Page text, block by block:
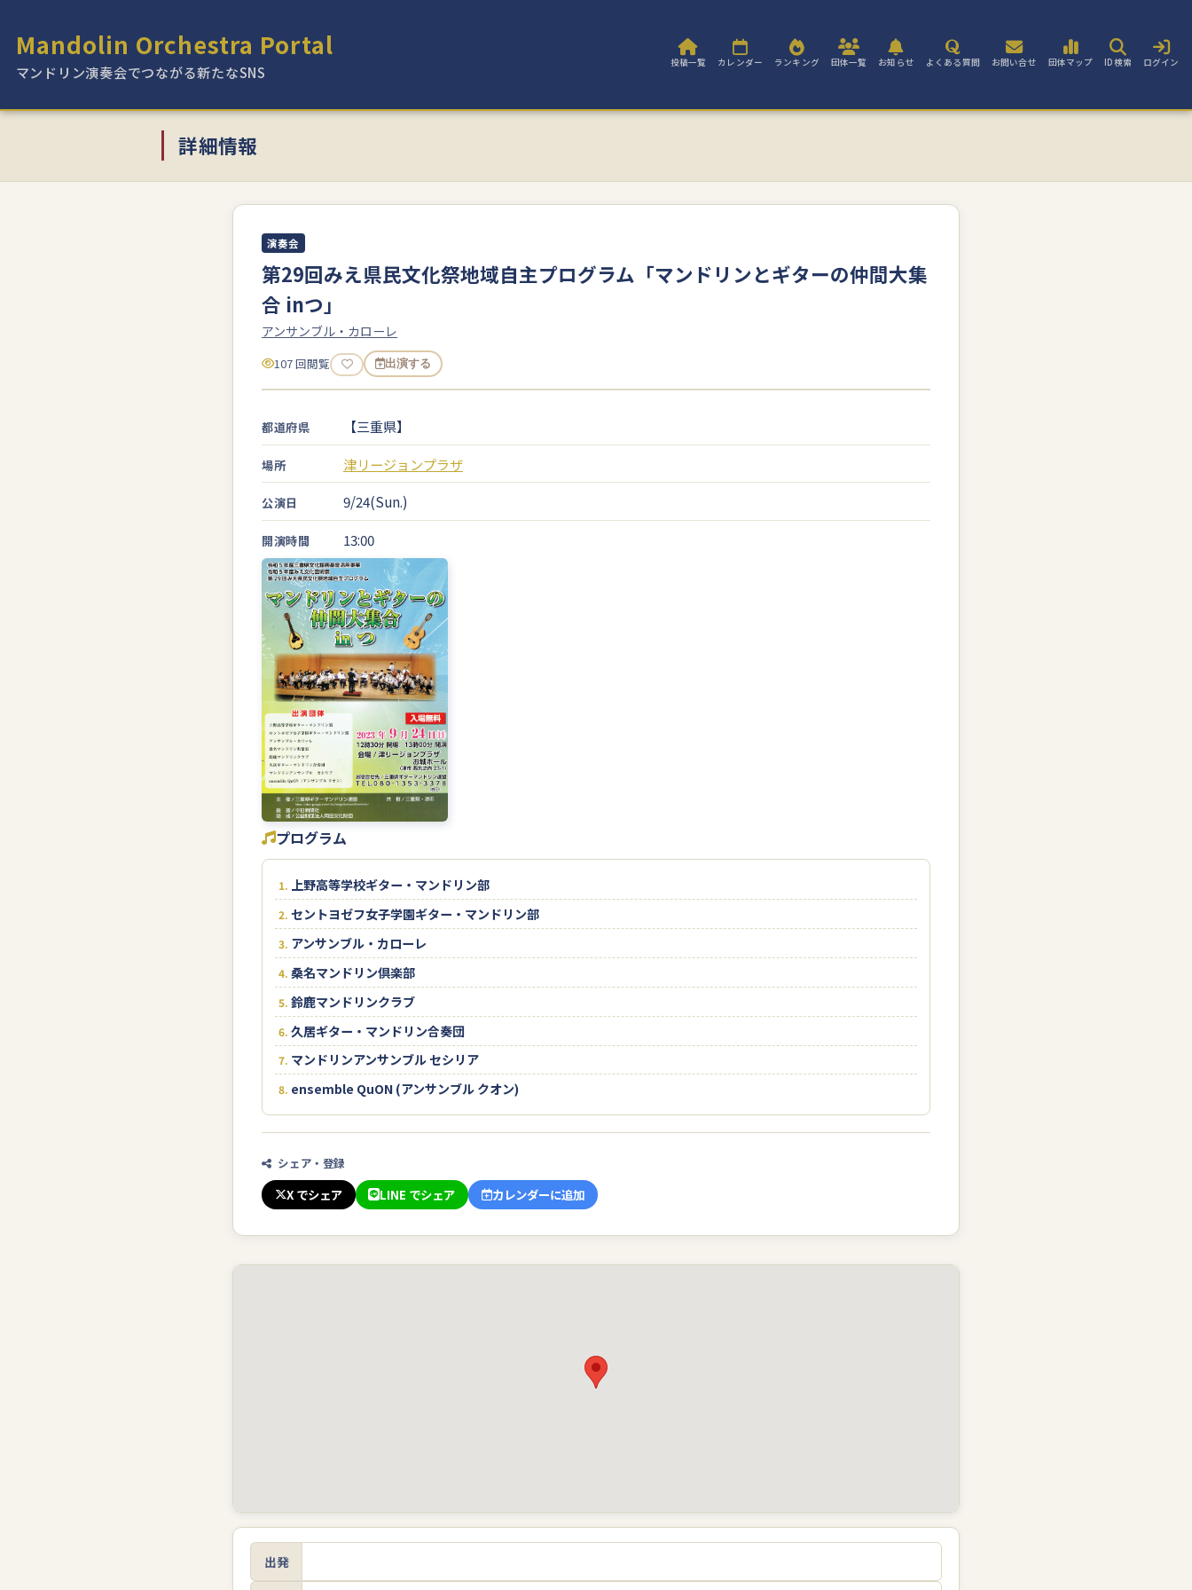
Mandolin Orchestra Portal
マンドリン演奏会でつながる新たなSNS
投稿一覧 カレンダー ランキング 団体一覧 お知らせ よくある質問 お問い合せ 団体マップ ID検索 ログイン
詳細情報
演奏会
第29回みえ県民文化祭地域自主プログラム「マンドリンとギターの仲間大集
合 inつ」
アンサンブル・カローレ
107 回閲覧 出演する
都道府県 【三重県】
場所 津リージョンプラザ
公演日 9/24(Sun.)
開演時間 13:00
プログラム
上野高等学校ギター・マンドリン部
セントヨゼフ女子学園ギター・マンドリン部
アンサンブル・カローレ
桑名マンドリン倶楽部
鈴鹿マンドリンクラブ
久居ギター・マンドリン合奏団
マンドリンアンサンブル セシリア
ensemble QuON (アンサンブル クオン)
シェア・登録
X でシェア LINE でシェア カレンダーに追加
出発